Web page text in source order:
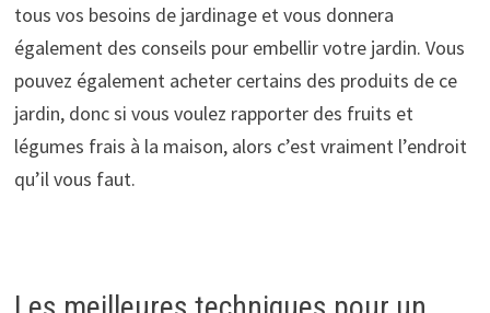
tous vos besoins de jardinage et vous donnera
également des conseils pour embellir votre jardin. Vous
pouvez également acheter certains des produits de ce
jardin, donc si vous voulez rapporter des fruits et
légumes frais à la maison, alors c’est vraiment l’endroit
qu’il vous faut.